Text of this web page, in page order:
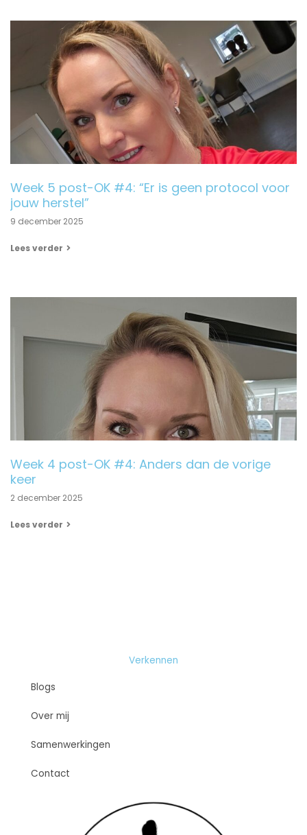
Week 5 post-OK #4: “Er is geen protocol voor
jouw herstel”
9 december 2025
Lees verder
Week 4 post-OK #4: Anders dan de vorige
keer
2 december 2025
Lees verder
Verkennen
Blogs
Over mij
Samenwerkingen
Contact